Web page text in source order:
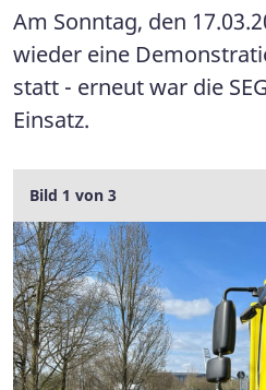
Am Sonntag, den
wieder eine
statt - erneut war die
Einsatz.
Bild 1 von 3